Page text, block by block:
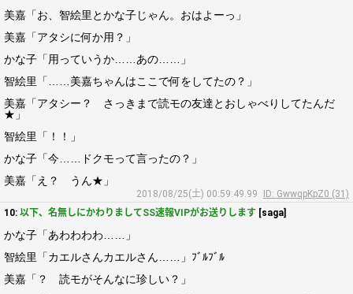
美嘉「お、智絵里とかな子じゃん。おはよーっ」
美嘉「アタシに何か用？」
かな子「用っていうか……あの……」
智絵里「……美嘉ちゃんはここで何をしてたの？」
美嘉「アタシー？ さっきまで読モの友達とおしゃべりしてたんだ
★」
智絵里「！！」
かな子「今……ドクモって言ったの？」
美嘉「え？ うん★」
2018/08/25(土) 00:59:49.99
ID: GwwqpKpZ0 (31)
10: 以下、名無しにかわりましてSS速報VIPがお送りします [saga]
かな子「あわわわわ……」
智絵里「カエルさんカエルさん……」ﾌﾞﾙﾌﾞﾙ
美嘉「？ 読モがそんなに珍しい？」